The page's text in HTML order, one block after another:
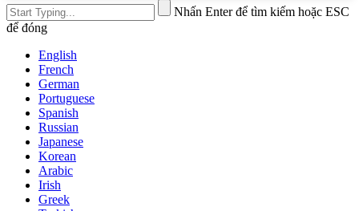
Nhấn Enter để tìm kiếm hoặc ESC
để đóng
English
French
German
Portuguese
Spanish
Russian
Japanese
Korean
Arabic
Irish
Greek